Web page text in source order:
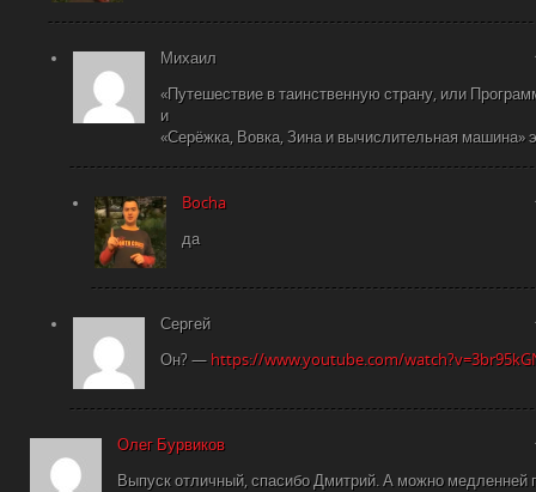
Михаил
«Путешествие в таинственную страну, или
и
«Серёжка, Вовка, Зина и вычислительная машина»
Bocha
да
Сергей
Он? — https://www.youtube.com/
Олег Бурвиков
Выпуск отличный, спасибо Дмитрий. А можно медленней